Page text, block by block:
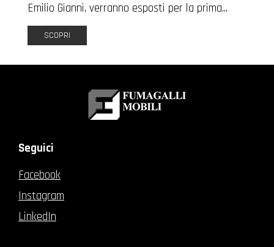
Emilio Gianni, verranno esposti per la prima...
SCOPRI
Seguici
Facebook
Instagram
LinkedIn